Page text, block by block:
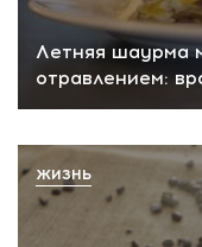
Летняя шаурма
отравлением:
ЖИЗНЬ